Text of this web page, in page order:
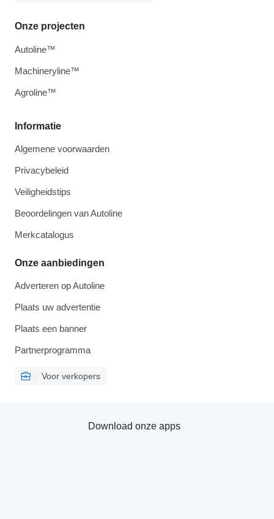
Informatie
Algemene voorwaarden
Privacybeleid
Veiligheidstips
Beoordelingen van Autoline
Merkcatalogus
Onze aanbiedingen
Adverteren op Autoline
Plaats uw advertentie
Plaats een banner
Partnerprogramma
Voor verkopers
Onze projecten
Autoline™
Machineryline™
Agroline™
Download onze apps